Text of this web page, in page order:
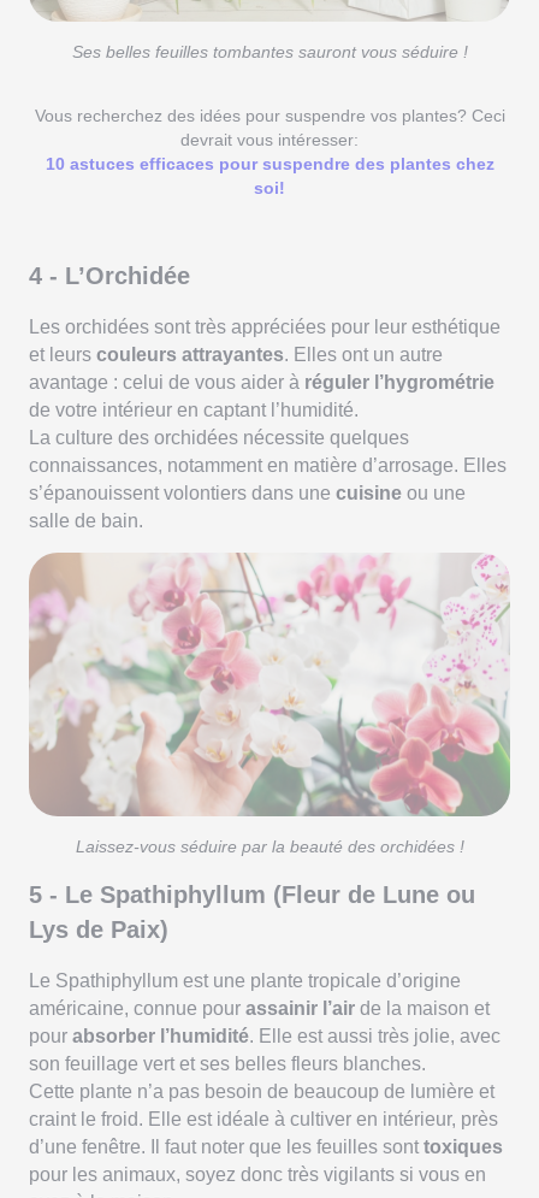
Ses belles feuilles tombantes sauront vous séduire !
Vous recherchez des idées pour suspendre vos plantes? Ceci
devrait vous intéresser:
10 astuces efficaces pour suspendre des plantes chez
soi!
4 - L’Orchidée
Les orchidées sont très appréciées pour leur esthétique
et leurs couleurs attrayantes. Elles ont un autre
avantage : celui de vous aider à réguler l’hygrométrie
de votre intérieur en captant l’humidité.
La culture des orchidées nécessite quelques
connaissances, notamment en matière d’arrosage. Elles
s’épanouissent volontiers dans une cuisine ou une
salle de bain.
Laissez-vous séduire par la beauté des orchidées !
5 - Le Spathiphyllum (Fleur de Lune ou
Lys de Paix)
Le Spathiphyllum est une plante tropicale d’origine
américaine, connue pour assainir l’air de la maison et
pour absorber l’humidité. Elle est aussi très jolie, avec
son feuillage vert et ses belles fleurs blanches.
Cette plante n’a pas besoin de beaucoup de lumière et
craint le froid. Elle est idéale à cultiver en intérieur, près
d’une fenêtre. Il faut noter que les feuilles sont toxiques
pour les animaux, soyez donc très vigilants si vous en